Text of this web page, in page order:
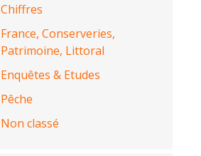
Chiffres
France, Conserveries,
Patrimoine, Littoral
Enquêtes & Etudes
Pêche
Non classé